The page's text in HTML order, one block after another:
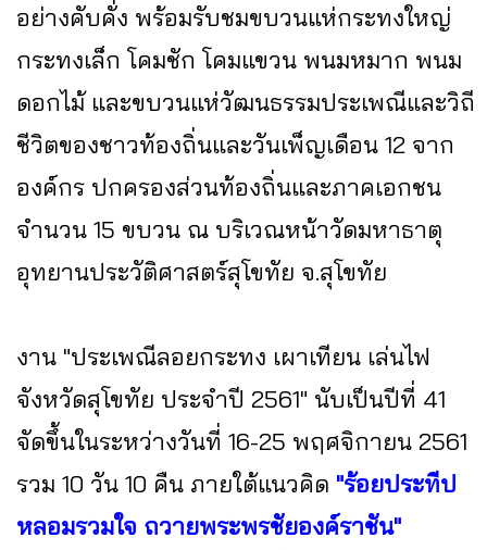
อย่างคับคั่ง พร้อมรับชมขบวนแห่กระทงใหญ่
กระทงเล็ก โคมชัก โคมแขวน พนมหมาก พนม
ดอกไม้ และขบวนแห่วัฒนธรรมประเพณีและวิถี
ชีวิตของชาวท้องถิ่นและวันเพ็ญเดือน 12 จาก
องค์กร ปกครองส่วนท้องถิ่นและภาคเอกชน
จำนวน 15 ขบวน ณ บริเวณหน้าวัดมหาธาตุ
อุทยานประวัติศาสตร์สุโขทัย จ.สุโขทัย
งาน "ประเพณีลอยกระทง เผาเทียน เล่นไฟ
จังหวัดสุโขทัย ประจำปี 2561" นับเป็นปีที่ 41
จัดขึ้นในระหว่างวันที่ 16-25 พฤศจิกายน 2561
รวม 10 วัน 10 คืน ภายใต้แนวคิด "ร้อยประทีป
หลอมรวมใจ ถวายพระพรชัยองค์ราชัน"